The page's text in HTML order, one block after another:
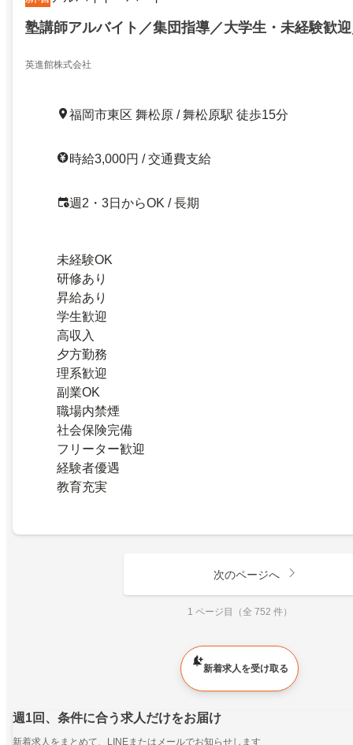
塾講師アルバイト／集団指導／大学生・未経験歓
英進館株式会社
福岡市東区 舞松原 / 舞松原駅 徒歩15分
時給3,000円 / 交通費支給
週2・3日からOK / 長期
未経験OK
研修あり
昇給あり
学生歓迎
高収入
夕方勤務
理系歓迎
副業OK
職場内禁煙
社会保険完備
フリーター歓迎
経験者優遇
教育充実
次のページへ
1 ページ目（全 752 件）
新着求人を受け取る
週1回、条件に合う求人だけをお届け
新着求人をまとめて、LINEまたはメールでお知らせします